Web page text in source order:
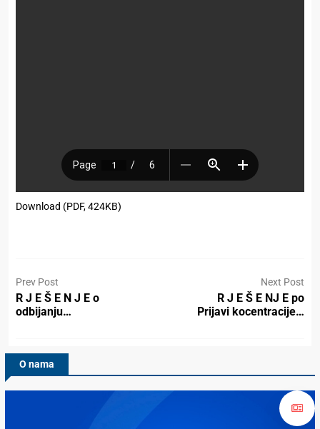
Download (PDF, 424KB)
Prev Post
R J E Š E N J E o
odbijanju…
Next Post
R J E Š E NJ E po
Prijavi kocentracije…
O nama